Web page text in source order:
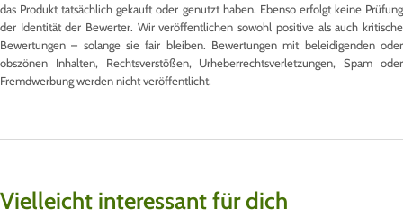
das Produkt tatsächlich gekauft oder genutzt haben. Ebenso erfolgt keine Prüfung
der Identität der Bewerter. Wir veröffentlichen sowohl positive als auch kritische
Bewertungen – solange sie fair bleiben. Bewertungen mit beleidigenden oder
obszönen Inhalten, Rechtsverstößen, Urheberrechtsverletzungen, Spam oder
Fremdwerbung werden nicht veröffentlicht.
Vielleicht interessant für dich